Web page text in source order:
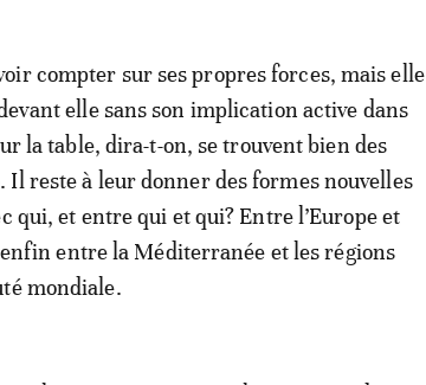
compter sur ses propres forces, mais elle
elle sans son implication active dans
la table, dira-t-on, se trouvent bien des
Il reste à leur donner des formes nouvelles
qui, et entre qui et qui? Entre l’Europe et
entre la Méditerranée et les régions
mondiale.